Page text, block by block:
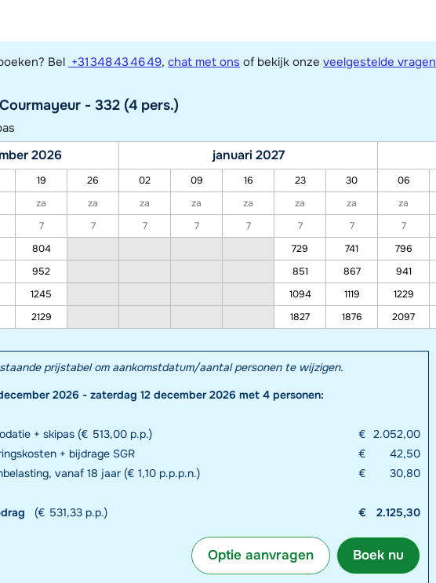
Bel +31 348 43 46 49,chat met ons of bekijk onzeveelgestelde vragen
- 332 (4 pers.)
2026 januari 2027
19 26 02 09 16 23 30 06
za za za za za za za za
7 7 7 7 7 7 7 7
804 729 741 796
952 851 867 941
1245 1094 1119 1229
2129 1827 1876 2097
prijstabel om aankomstdatum/aantal personen te wijzigen.
2026 - zaterdag 12 december 2026 met 4 personen:
+ skipas (€ 513,00 p.p.) € 2.052,00
+ bijdrage SGR €
42,50
vanaf 18 jaar (€ 1,10 p.p.p.n.) € 30,80
(€ 531,33 p.p.) € 2.125,30
Boek nu
Optie aanvragen